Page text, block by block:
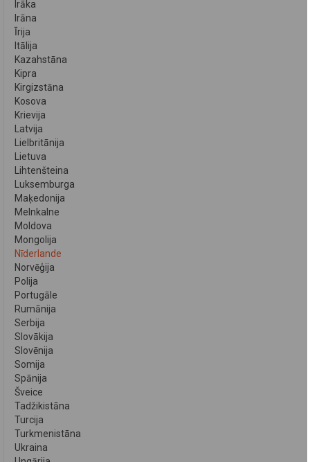
Irāka
Irāna
Īrija
Itālija
Kazahstāna
Kipra
Kirgizstāna
Kosova
Krievija
Latvija
Lielbritānija
Lietuva
Lihtenšteina
Luksemburga
Maķedonija
Melnkalne
Moldova
Mongolija
Nīderlande
Norvēģija
Polija
Portugāle
Rumānija
Serbija
Slovākija
Slovēnija
Somija
Spānija
Šveice
Tadžikistāna
Turcija
Turkmenistāna
Ukraina